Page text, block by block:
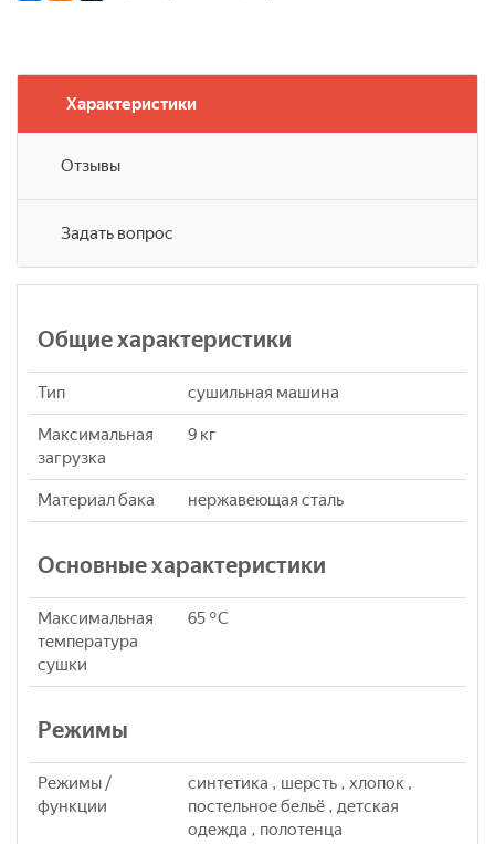
Характеристики
Отзывы
Задать вопрос
Общие характеристики
Тип сушильная машина
Максимальная
загрузка
9 кг
Материал бака нержавеющая сталь
Основные характеристики
Максимальная
температура
сушки
65 °C
Режимы
Режимы /
функции
синтетика , шерсть , хлопок ,
постельное бельё , детская
одежда , полотенца